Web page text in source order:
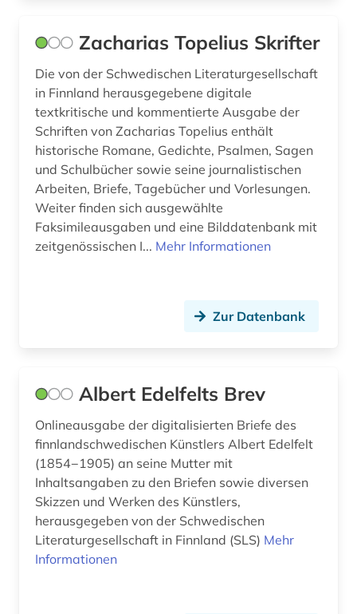
Zacharias Topelius Skrifter
Die von der Schwedischen Literaturgesellschaft
in Finnland herausgegebene digitale
textkritische und kommentierte Ausgabe der
Schriften von Zacharias Topelius enthält
historische Romane, Gedichte, Psalmen, Sagen
und Schulbücher sowie seine journalistischen
Arbeiten, Briefe, Tagebücher und Vorlesungen.
Weiter finden sich ausgewählte
Faksimileausgaben und eine Bilddatenbank mit
zeitgenössischen I... Mehr Informationen
Zur Datenbank
Albert Edelfelts Brev
Onlineausgabe der digitalisierten Briefe des
finnlandschwedischen Künstlers Albert Edelfelt
(1854−1905) an seine Mutter mit
Inhaltsangaben zu den Briefen sowie diversen
Skizzen und Werken des Künstlers,
herausgegeben von der Schwedischen
Literaturgesellschaft in Finnland (SLS) Mehr
Informationen